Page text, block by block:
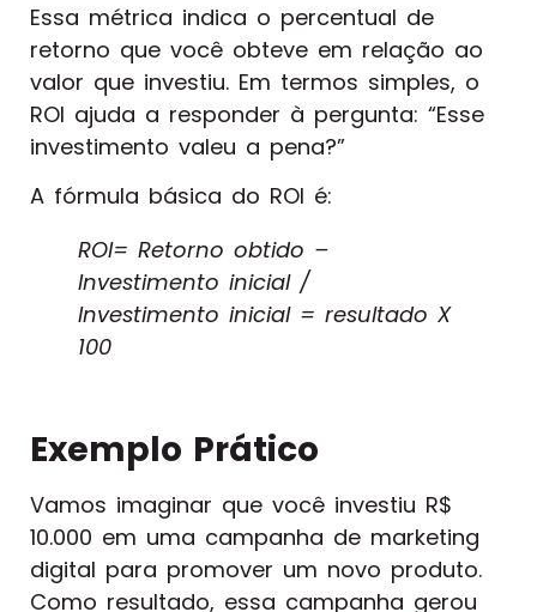
Essa métrica indica o percentual de
retorno que você obteve em relação ao
valor que investiu. Em termos simples, o
ROI ajuda a responder à pergunta: “Esse
investimento valeu a pena?”
A fórmula básica do ROI é:
ROI= Retorno obtido –
Investimento inicial /
Investimento inicial = resultado X
100
Exemplo Prático
Vamos imaginar que você investiu R$
10.000 em uma campanha de marketing
digital para promover um novo produto.
Como resultado, essa campanha gerou